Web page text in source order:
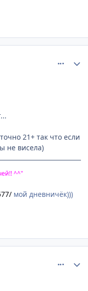
21+ так что если
не висела)
^^"
мой дневничёк)))